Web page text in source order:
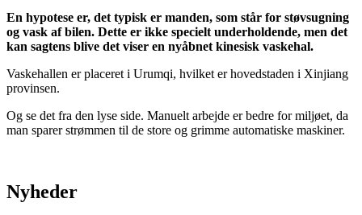
En hypotese er, det typisk er manden, som står for støvsugning
og vask af bilen. Dette er ikke specielt underholdende, men det
kan sagtens blive det viser en nyåbnet kinesisk vaskehal.
Vaskehallen er placeret i Urumqi, hvilket er hovedstaden i Xinjiang
provinsen.
Og se det fra den lyse side. Manuelt arbejde er bedre for miljøet, da
man sparer strømmen til de store og grimme automatiske maskiner.
Nyheder